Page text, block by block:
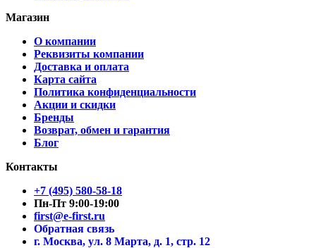
Магазин
О компании
Реквизиты компании
Доставка и оплата
Карта сайта
Политика конфиденциальности
Акции и скидки
Бренды
Возврат, обмен и гарантия
Блог
Контакты
+7 (495) 580-58-18
Пн-Пт 9:00-19:00
first@e-first.ru
Обратная связь
г. Москва, ул. 8 Марта, д. 1, стр. 12